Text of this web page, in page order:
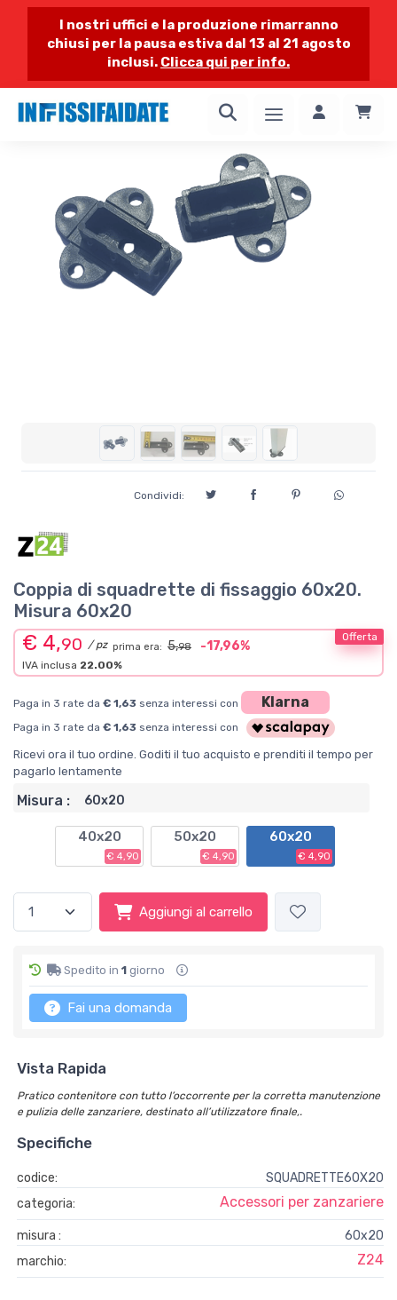
I nostri uffici e la produzione rimarranno
chiusi per la pausa estiva dal 13 al 21 agosto
inclusi. Clicca qui per info.
Condividi:
Coppia di squadrette di fissaggio 60x20.
Misura 60x20
Offerta
€ 4,90 / pz prima era: 5,98 -17,96%
IVA inclusa 22.00%
Paga in 3 rate da € 1,63 senza interessi con Klarna
Paga in 3 rate da € 1,63 senza interessi con
Ricevi ora il tuo ordine. Goditi il tuo acquisto e prenditi il tempo per
pagarlo lentamente
Misura : 60x20
40x20
€ 4,90
50x20
€ 4,90
60x20
€ 4,90
Aggiungi al carrello
Spedito in 1 giorno
Fai una domanda
Vista Rapida
Pratico contenitore con tutto l’occorrente per la corretta manutenzione
e pulizia delle zanzariere, destinato all’utilizzatore finale,.
Specifiche
codice:
SQUADRETTE60X20
categoria:
Accessori per zanzariere
misura :
60x20
marchio:
Z24